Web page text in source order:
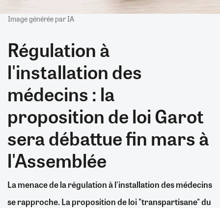
Image générée par IA
Régulation à
l'installation des
médecins : la
proposition de loi Garot
sera débattue fin mars à
l'Assemblée
La menace de la régulation à l'installation des médecins
se rapproche. La proposition de loi "transpartisane" du